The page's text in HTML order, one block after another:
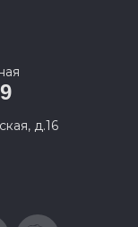
д.16